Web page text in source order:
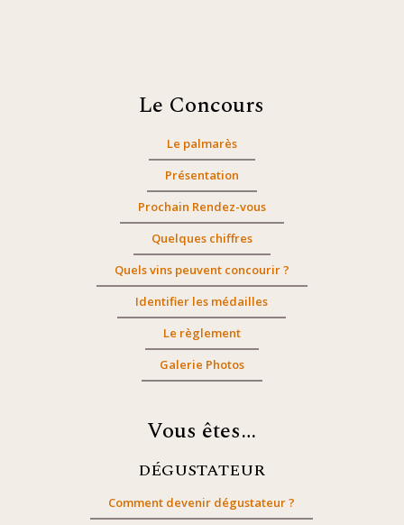
Le Concours
Le palmarès
Présentation
Prochain Rendez-vous
Quelques chiffres
Quels vins peuvent concourir ?
Identifier les médailles
Le règlement
Galerie Photos
Vous êtes…
DÉGUSTATEUR
Comment devenir dégustateur ?